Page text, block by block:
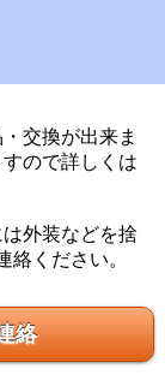
交換が出来ま
ので詳しくは
外装などを捨
ください。
絡